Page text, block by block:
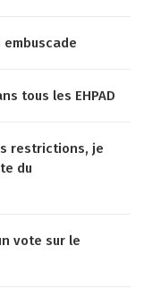
embuscade
tous les EHPAD
restrictions, je
du
vote sur le